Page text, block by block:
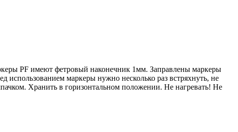
PF имеют фетровый наконечник 1мм. Заправлены маркеры
маркеры нужно несколько раз встряхнуть, не
Хранить в горизонтальном положении. Не нагревать! Не